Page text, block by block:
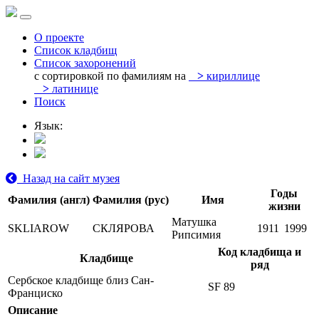
О проекте
Список кладбищ
Список захоронений
с сортировкой по фамилиям на
> кириллице
> латинице
Поиск
Язык:
Назад на сайт музея
Фамилия (англ) Фамилия (рус) Имя
Годы
жизни
SKLIAROW
СКЛЯРОВА
Матушка
Рипсимия
1911 1999
Кладбище
Код кладбища и
ряд
Сербское кладбище близ Сан-
Франциско
SF 89
Описание